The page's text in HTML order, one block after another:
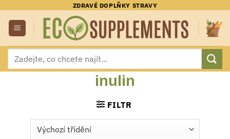
obsah
ZDRAVÉ DOPLŇKY STRAVY
Hledat:
inulin
FILTR